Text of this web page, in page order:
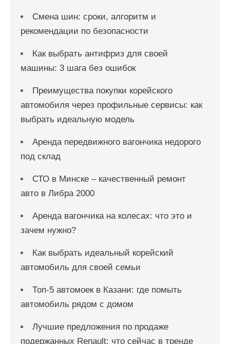
Смена шин: сроки, алгоритм и
рекомендации по безопасности
Как выбрать антифриз для своей
машины: 3 шага без ошибок
Преимущества покупки корейского
автомобиля через профильные сервисы: как
выбрать идеальную модель
Аренда передвижного вагончика недорого
под склад
СТО в Минске – качественный ремонт
авто в Либра 2000
Аренда вагончика на колесах: что это и
зачем нужно?
Как выбрать идеальный корейский
автомобиль для своей семьи
Топ-5 автомоек в Казани: где помыть
автомобиль рядом с домом
Лучшие предложения по продаже
подержанных Renault: что сейчас в тренде